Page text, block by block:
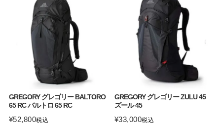
GREGORY グレゴリー BALTORO
65 RC バルトロ 65 RC
¥52,800税込
GREGORY グレゴリー ZULU 45
ズール 45
¥33,000税込